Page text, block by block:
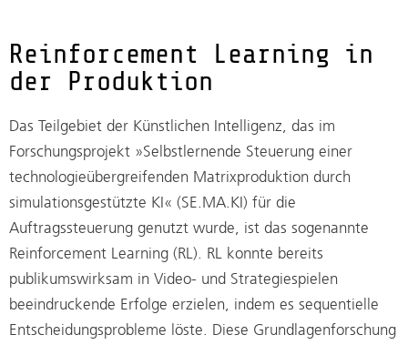
Reinforcement Learning in
der Produktion
Das Teilgebiet der Künstlichen Intelligenz, das im
Forschungsprojekt »Selbstlernende Steuerung einer
technologieübergreifenden Matrixproduktion durch
simulationsgestützte KI« (SE.MA.KI) für die
Auftragssteuerung genutzt wurde, ist das sogenannte
Reinforcement Learning (RL). RL konnte bereits
publikumswirksam in Video- und Strategiespielen
beeindruckende Erfolge erzielen, indem es sequentielle
Entscheidungsprobleme löste. Diese Grundlagenforschung